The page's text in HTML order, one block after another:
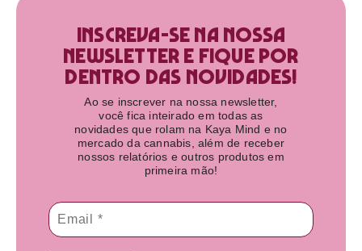
Inscreva-se na nossa
newsletter e fique por
dentro das novidades!​
Ao se inscrever na nossa newsletter,
você fica inteirado em todas as
novidades que rolam na Kaya Mind e no
mercado da cannabis, além de receber
nossos relatórios e outros produtos em
primeira mão!